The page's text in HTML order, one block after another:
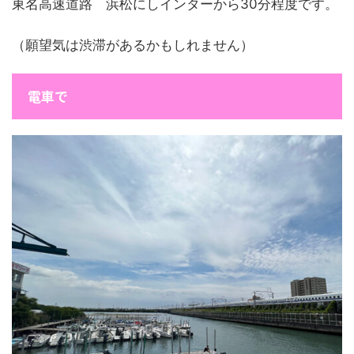
東名高速道路 浜松にしインターから30分程度です。
（願望気は渋滞があるかもしれません）
電車で